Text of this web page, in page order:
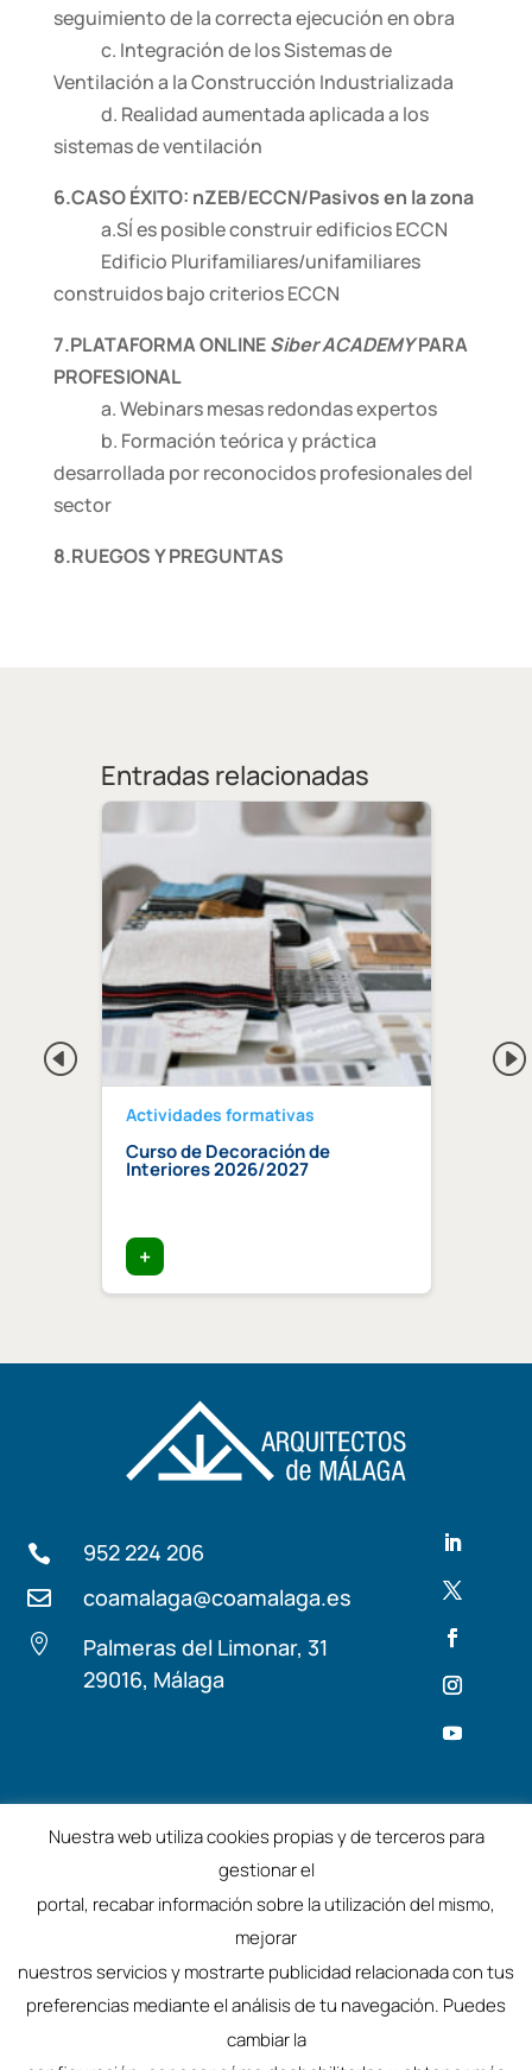
seguimiento de la correcta ejecución en obra
c. Integración de los Sistemas de
Ventilación a la Construcción Industrializada
d. Realidad aumentada aplicada a los
sistemas de ventilación
6.CASO ÉXITO: nZEB/ECCN/Pasivos en la zona
a.SÍ es posible construir edificios ECCN
Edificio Plurifamiliares/unifamiliares
construidos bajo criterios ECCN
7.PLATAFORMA ONLINESiber ACADEMYPARA
PROFESIONAL
a. Webinars mesas redondas expertos
b. Formación teórica y práctica
desarrollada por reconocidos profesionales del
sector
8.RUEGOS Y PREGUNTAS
Entradas relacionadas
Actividades formativas
Curso de Decoración de
Interiores 2026/2027
+
 952 224 206
 coamalaga@coamalaga.es

Palmeras del Limonar, 31
29016, Málaga
Aviso LegalTérminos y condiciones
©2025 – Colegio de Arquitectos de Málaga
Nuestra web utiliza cookies propias y de terceros para
gestionar el
portal, recabar información sobre la utilización del mismo,
mejorar
nuestros servicios y mostrarte publicidad relacionada con tus
preferencias mediante el análisis de tu navegación. Puedes
cambiar la